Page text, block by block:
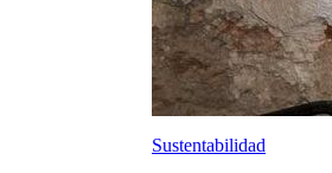
Sustentabilidad